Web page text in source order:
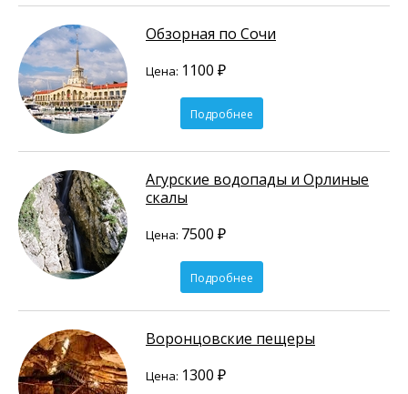
Обзорная по Сочи
Цена: 1100 ₽
Подробнее
Агурские водопады и Орлиные
скалы
Цена: 7500 ₽
Подробнее
Воронцовские пещеры
Цена: 1300 ₽